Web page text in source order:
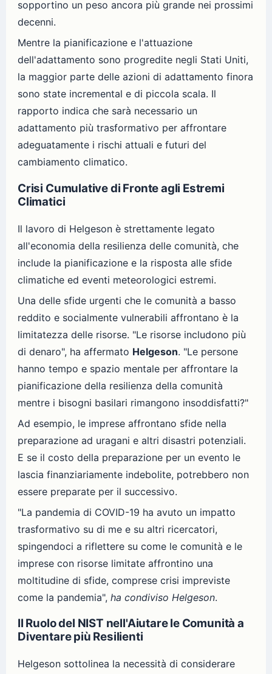
sopportino un peso ancora più grande nei prossimi
decenni.
Mentre la pianificazione e l'attuazione
dell'adattamento sono progredite negli Stati Uniti,
la maggior parte delle azioni di adattamento finora
sono state incremental e di piccola scala. Il
rapporto indica che sarà necessario un
adattamento più trasformativo per affrontare
adeguatamente i rischi attuali e futuri del
cambiamento climatico.
Crisi Cumulative di Fronte agli Estremi
Climatici
Il lavoro di Helgeson è strettamente legato
all'economia della resilienza delle comunità, che
include la pianificazione e la risposta alle sfide
climatiche ed eventi meteorologici estremi.
Una delle sfide urgenti che le comunità a basso
reddito e socialmente vulnerabili affrontano è la
limitatezza delle risorse. "Le risorse includono più
di denaro", ha affermato Helgeson. "Le persone
hanno tempo e spazio mentale per affrontare la
pianificazione della resilienza della comunità
mentre i bisogni basilari rimangono insoddisfatti?"
Ad esempio, le imprese affrontano sfide nella
preparazione ad uragani e altri disastri potenziali.
E se il costo della preparazione per un evento le
lascia finanziariamente indebolite, potrebbero non
essere preparate per il successivo.
"La pandemia di COVID-19 ha avuto un impatto
trasformativo su di me e su altri ricercatori,
spingendoci a riflettere su come le comunità e le
imprese con risorse limitate affrontino una
moltitudine di sfide, comprese crisi impreviste
come la pandemia", ha condiviso Helgeson.
Il Ruolo del NIST nell'Aiutare le Comunità a
Diventare più Resilienti
Helgeson sottolinea la necessità di considerare